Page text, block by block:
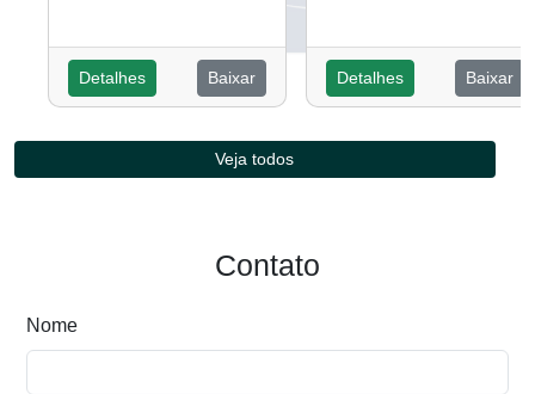
Detalhes Baixar Detalhes Baixar
Veja todos
Contato
Nome